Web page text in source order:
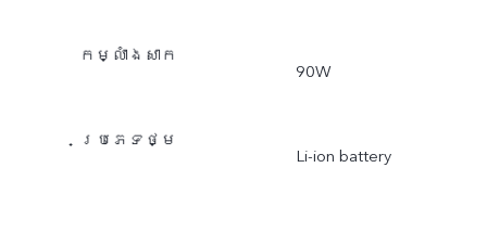
កម្លាំងសាក
90W
ប្រភេទថ្ម
Li-ion battery